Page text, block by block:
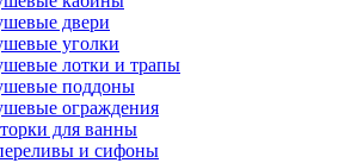
двери
уголки
лотки и трапы
поддоны
ограждения
для ванны
и сифоны